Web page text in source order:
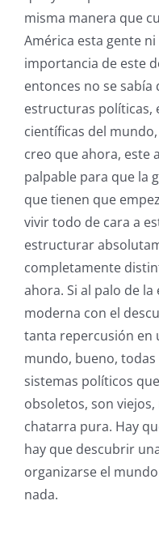
misma manera que
América esta gente
importancia de este
entonces no se
estructuras políticas,
científicas del
creo que ahora, este
palpable para que la
que tienen que
vivir todo de cara a
estructurar
completamente
ahora. Si al palo de
moderna con el
tanta repercusión en
mundo, bueno,
sistemas políticos
obsoletos, son
chatarra pura. Hay
hay que descubrir
organizarse el
nada.